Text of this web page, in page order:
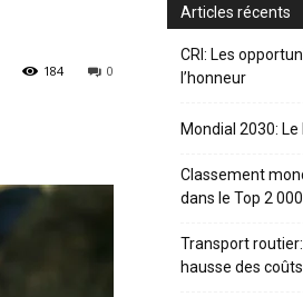
0
184
Articles récents
CRI: Les
l’honneur
Mondial 2030:
Classement
dans le Top 2 000
Transport
hausse des coûts